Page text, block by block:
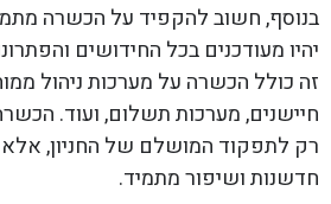
בנוסף, חשוב להקפיד על הכשרה
יהיו מעודכנים בכל החידושים
זה כולל הכשרה על מערכות ניהול
חיישנים, מערכות תשלום, ועוד.
רק לתפקוד המושלם של החניון, אלא
חדשנות ושיפור מתמיד.